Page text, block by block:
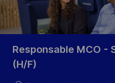
Responsable MCO -
(H/F)